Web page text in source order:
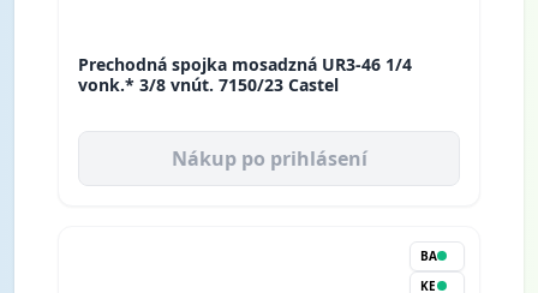
Prechodná spojka mosadzná UR3-46 1/4
vonk.* 3/8 vnút. 7150/23 Castel
Nákup po prihlásení
BA
KE